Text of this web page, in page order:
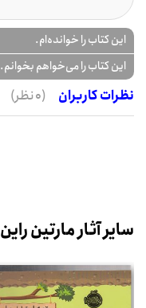
این کتاب را خوانده‌ام.
این کتاب را می‌خواهم بخوانم.
نظرات کاربران
(0 نظر)
سایر آثار مارتین راین